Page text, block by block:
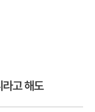
고 해도